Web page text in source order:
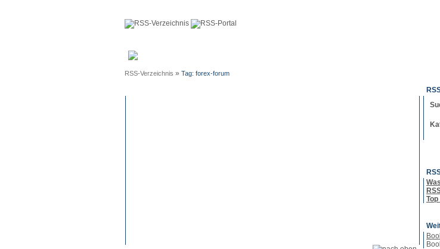
RSS-Verzeichnis » Tag: forex-forum